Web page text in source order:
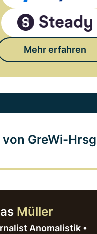
Mehr erfahren
GreWi-
Müller
Anomalistik •